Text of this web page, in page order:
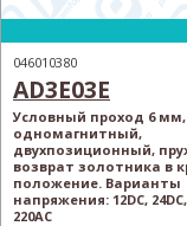
046010380
AD3E03E
Условный проход 6 мм,
одномагнитный,
двухпозиционный,
возврат золотника в
положение. Варианты
напряжения: 12DC, 24DC,
220AC